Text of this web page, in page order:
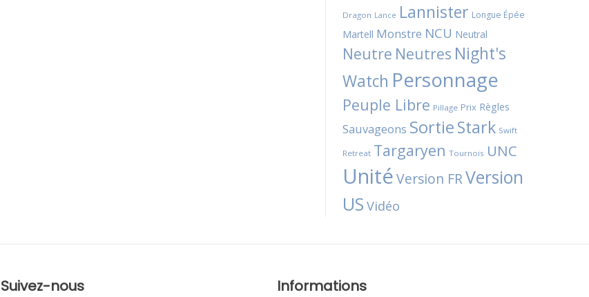
Dragon Lance Lannister Longue Épée
Martell Monstre NCU Neutral
Neutre Neutres Night's
Watch Personnage
Peuple Libre Pillage Prix Règles
Sauvageons SortieStark Swift
Retreat Targaryen Tournois UNC
UnitéVersion FRVersion
US Vidéo
Suivez-nous Informations